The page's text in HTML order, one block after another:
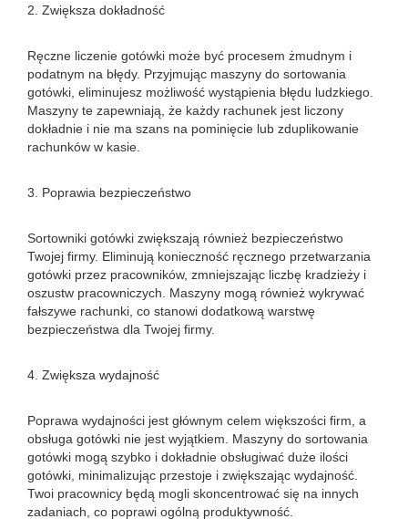
2. Zwiększa dokładność
Ręczne liczenie gotówki może być procesem żmudnym i
podatnym na błędy. Przyjmując maszyny do sortowania
gotówki, eliminujesz możliwość wystąpienia błędu ludzkiego.
Maszyny te zapewniają, że każdy rachunek jest liczony
dokładnie i nie ma szans na pominięcie lub zduplikowanie
rachunków w kasie.
3. Poprawia bezpieczeństwo
Sortowniki gotówki zwiększają również bezpieczeństwo
Twojej firmy. Eliminują konieczność ręcznego przetwarzania
gotówki przez pracowników, zmniejszając liczbę kradzieży i
oszustw pracowniczych. Maszyny mogą również wykrywać
fałszywe rachunki, co stanowi dodatkową warstwę
bezpieczeństwa dla Twojej firmy.
4. Zwiększa wydajność
Poprawa wydajności jest głównym celem większości firm, a
obsługa gotówki nie jest wyjątkiem. Maszyny do sortowania
gotówki mogą szybko i dokładnie obsługiwać duże ilości
gotówki, minimalizując przestoje i zwiększając wydajność.
Twoi pracownicy będą mogli skoncentrować się na innych
zadaniach, co poprawi ogólną produktywność.